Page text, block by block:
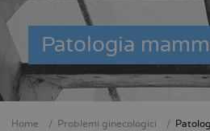
Patologia
Home Problemi ginecologici